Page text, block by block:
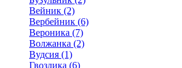
Вейник (2)
Вербейник (6)
Вероника (7)
Волжанка (2)
Вудсия (1)
Гвоздика (6)